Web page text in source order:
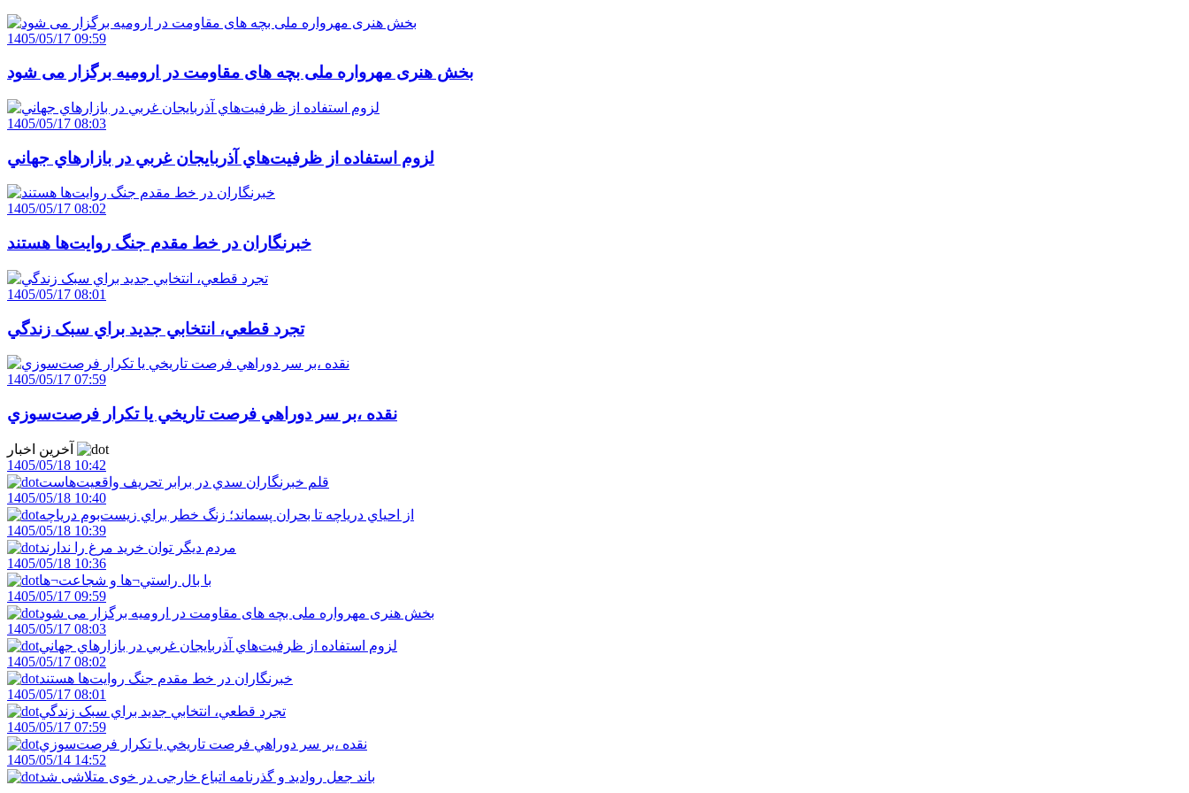
1405/05/17 09:59
بخش هنری مهرواره ملی بچه های مقاومت در ارومیه برگزار می شود
1405/05/17 08:03
لزوم استفاده از ظرفيت‌هاي آذربايجان غربي در بازارهاي جهاني
1405/05/17 08:02
خبرنگاران در خط مقدم جنگ روايت‌ها هستند
1405/05/17 08:01
تجرد قطعي، انتخابي جديد براي سبک زندگي
1405/05/17 07:59
نقده ،بر سر دوراهي فرصت تاريخي يا تکرار فرصت‌سوزي
1405/05/18 10:42
قلم خبرنگاران سدي در برابر تحريف واقعيت‌هاست
1405/05/18 10:40
از احياي درياچه تا بحران پسماند؛ زنگ خطر براي زيست‌بوم درياچه
1405/05/18 10:39
مردم ديگر توان خريد مرغ را ندارند
1405/05/18 10:36
با بال راستي¬ها و شجاعت¬ها
1405/05/17 09:59
بخش هنری مهرواره ملی بچه های مقاومت در ارومیه برگزار می شود
1405/05/17 08:03
لزوم استفاده از ظرفيت‌هاي آذربايجان غربي در بازارهاي جهاني
1405/05/17 08:02
خبرنگاران در خط مقدم جنگ روايت‌ها هستند
1405/05/17 08:01
تجرد قطعي، انتخابي جديد براي سبک زندگي
1405/05/17 07:59
نقده ،بر سر دوراهي فرصت تاريخي يا تکرار فرصت‌سوزي
1405/05/14 14:52
باند جعل روادید و گذرنامه اتباع خارجی در خوی متلاشی شد